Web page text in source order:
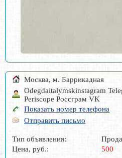
Москва, м. Баррикадная
Odegdaitalymskinstagram
Periscope Россграм VK
Показать номер телефона
Отправить письмо
Тип объявления:
Цена, руб.:
500